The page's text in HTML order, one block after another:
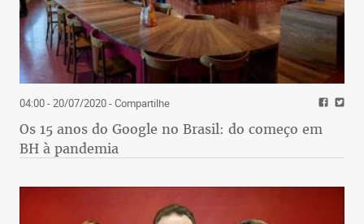
04:00 - 20/07/2020- Compartilhe
Os 15 anos do Google no Brasil: do começo em
BH à pandemia